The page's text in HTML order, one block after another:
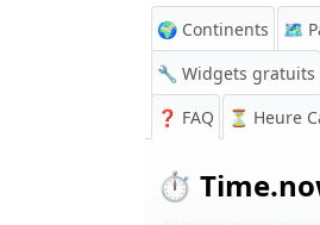
🌍 Continents 🗺️
🔧 Widgets gratuits
❓ FAQ ⏳ Heure
⏱️